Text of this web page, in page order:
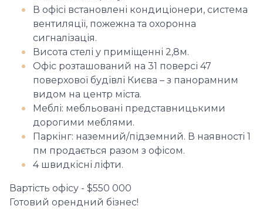
В офісі встановлені кондиціонери, система
вентиляції, пожежна та охоронна
сигналізація.
Висота стелі у приміщенні 2,8м.
Офіс розташований на 31 поверсі 47
поверхової будівлі Києва – з панорамним
видом на центр міста.
Меблі: мебльовані представницькими
дорогими меблями.
Паркінг: наземний/підземний. В наявності 1
пм продається разом з офісом.
4 швидкісні ліфти.
Вартість офісу - $550 000
Готовий орендний бізнес!